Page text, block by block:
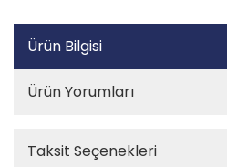
Ürün Bilgisi
Ürün Yorumları
Taksit Seçenekleri